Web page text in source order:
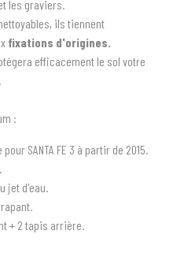
VÉHICULE
VÉHICULE
les graviers.
ils tiennent
fixations d'origines.
efficacement le sol votre
:
SANTA FE 3 à partir de 2015.
jet d'eau.
+ 2 tapis arrière.